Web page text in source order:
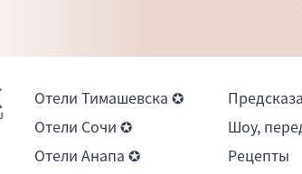
Отели Тимашевска ✪
Отели Сочи ✪
Отели Анапа ✪
Шоу,
Рецепты